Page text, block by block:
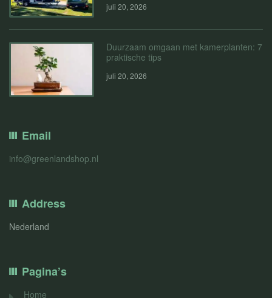
juli 20, 2026
Duurzaam omgaan met kamerplanten: 7
praktische tips
juli 20, 2026
Email
info@greenlandshop.nl
Address
Nederland
Pagina’s
Home